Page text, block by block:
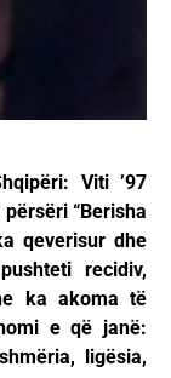
Viti ’97
përsëri “Berisha
qeverisur dhe
recidiv,
ka akoma të
e që janë:
ligësia,